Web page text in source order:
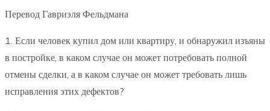
Перевод Гавриэля Фельдмана
1. Если человек купил дом или квартиру, и обнаружил изъяны
в постройке, в каком случае он может потребовать полной
отмены сделки, а в каком случае он может требовать лишь
исправления этих дефектов?